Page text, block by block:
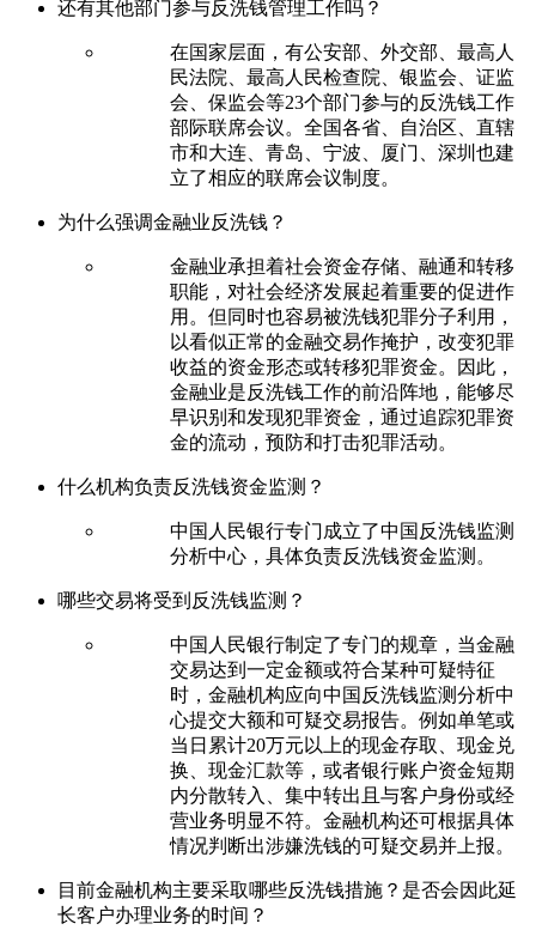
还有其他部门参与反洗钱管理工作吗？
在国家层面，有公安部、外交部、最高人
民法院、最高人民检查院、银监会、证监
会、保监会等23个部门参与的反洗钱工作
部际联席会议。全国各省、自治区、直辖
市和大连、青岛、宁波、厦门、深圳也建
立了相应的联席会议制度。
为什么强调金融业反洗钱？
金融业承担着社会资金存储、融通和转移
职能，对社会经济发展起着重要的促进作
用。但同时也容易被洗钱犯罪分子利用，
以看似正常的金融交易作掩护，改变犯罪
收益的资金形态或转移犯罪资金。因此，
金融业是反洗钱工作的前沿阵地，能够尽
早识别和发现犯罪资金，通过追踪犯罪资
金的流动，预防和打击犯罪活动。
什么机构负责反洗钱资金监测？
中国人民银行专门成立了中国反洗钱监测
分析中心，具体负责反洗钱资金监测。
哪些交易将受到反洗钱监测？
中国人民银行制定了专门的规章，当金融
交易达到一定金额或符合某种可疑特征
时，金融机构应向中国反洗钱监测分析中
心提交大额和可疑交易报告。例如单笔或
当日累计20万元以上的现金存取、现金兑
换、现金汇款等，或者银行账户资金短期
内分散转入、集中转出且与客户身份或经
营业务明显不符。金融机构还可根据具体
情况判断出涉嫌洗钱的可疑交易并上报。
目前金融机构主要采取哪些反洗钱措施？是否会因此延
长客户办理业务的时间？